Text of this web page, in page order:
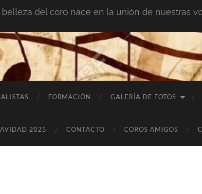
belleza del coro nace en la unión de nuestras
FORMACIÓN GALERÍA DE FOTOS
2025 CONTACTO COROS AMIGOS